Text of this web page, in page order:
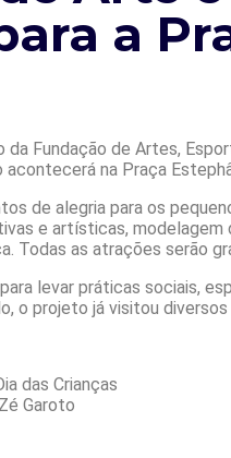
a
Fundação de Artes,
na Praça
de alegria para os
e artísticas,
Todas as atrações serão
levar práticas sociais,
o projeto já visitou
das Crianças
Garoto